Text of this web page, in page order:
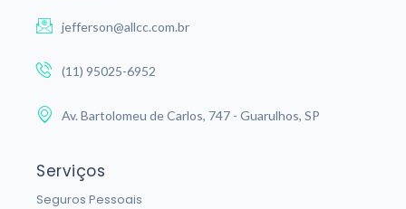
jefferson@allcc.com.br
(11) 95025-6952
Av. Bartolomeu de Carlos, 747 - Guarulhos, SP
Serviços
Seguros Pessoais